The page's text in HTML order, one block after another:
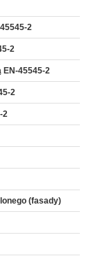
2
2
EN-45545-2
2
2
(fasady)